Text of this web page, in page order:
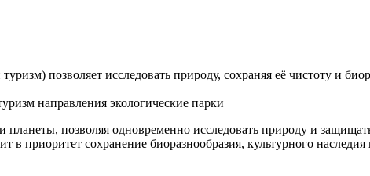
позволяет исследовать природу, сохраняя её чистоту и
направления экологические парки
позволяя одновременно исследовать природу и
в приоритет сохранение биоразнообразия, культурного наследия